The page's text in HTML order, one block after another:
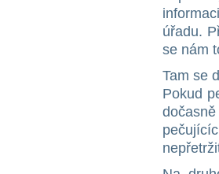
úřadu.
se nám
Tam se
Pokud